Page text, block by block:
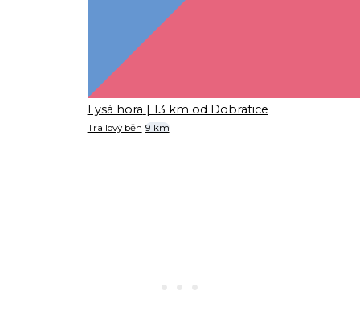
Lysá hora | 13 km od Dobratice
Trailový běh 9 km